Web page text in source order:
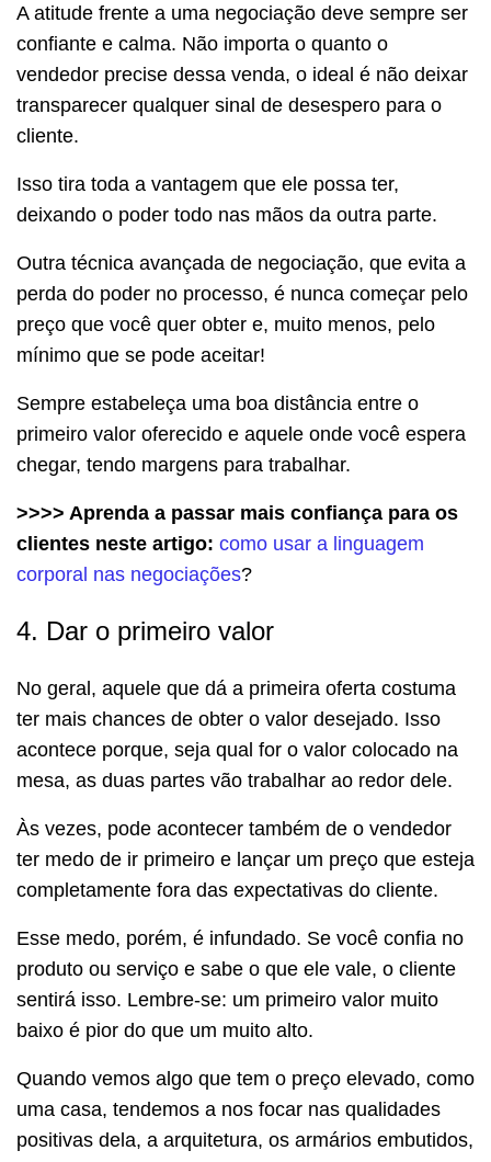
A atitude frente a uma negociação deve sempre ser
confiante e calma. Não importa o quanto o
vendedor precise dessa venda, o ideal é não deixar
transparecer qualquer sinal de desespero para o
cliente.
Isso tira toda a vantagem que ele possa ter,
deixando o poder todo nas mãos da outra parte.
Outra técnica avançada de negociação, que evita a
perda do poder no processo, é nunca começar pelo
preço que você quer obter e, muito menos, pelo
mínimo que se pode aceitar!
Sempre estabeleça uma boa distância entre o
primeiro valor oferecido e aquele onde você espera
chegar, tendo margens para trabalhar.
>>>> Aprenda a passar mais confiança para os
clientes neste artigo: como usar a linguagem
corporal nas negociações?
4. Dar o primeiro valor
No geral, aquele que dá a primeira oferta costuma
ter mais chances de obter o valor desejado. Isso
acontece porque, seja qual for o valor colocado na
mesa, as duas partes vão trabalhar ao redor dele.
Às vezes, pode acontecer também de o vendedor
ter medo de ir primeiro e lançar um preço que esteja
completamente fora das expectativas do cliente.
Esse medo, porém, é infundado. Se você confia no
produto ou serviço e sabe o que ele vale, o cliente
sentirá isso. Lembre-se: um primeiro valor muito
baixo é pior do que um muito alto.
Quando vemos algo que tem o preço elevado, como
uma casa, tendemos a nos focar nas qualidades
positivas dela, a arquitetura, os armários embutidos,